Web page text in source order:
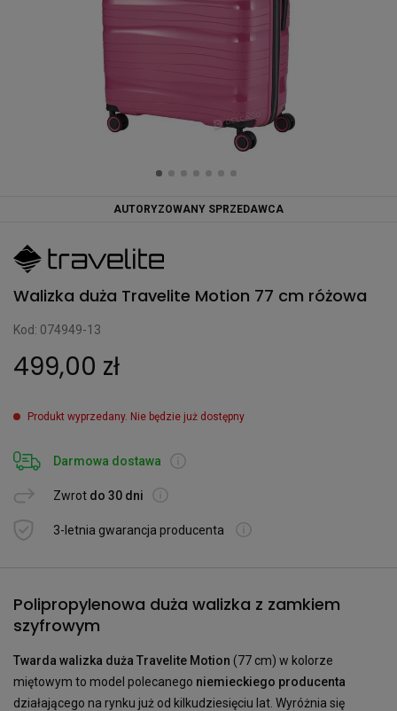
AUTORYZOWANY SPRZEDAWCA
Walizka duża Travelite Motion 77 cm różowa
Kod: 074949-13
499,00 zł
Produkt wyprzedany. Nie będzie już dostępny
Darmowa dostawa
Zwrot do 30 dni
3-letnia gwarancja producenta
Polipropylenowa duża walizka z zamkiem
szyfrowym
Twarda walizka duża Travelite Motion (77 cm) w kolorze
miętowym to model polecanego niemieckiego producenta
działającego na rynku już od kilkudziesięciu lat. Wyróżnia się